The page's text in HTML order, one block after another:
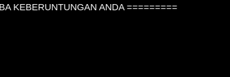
KEBERUNTUNGAN ANDA =========